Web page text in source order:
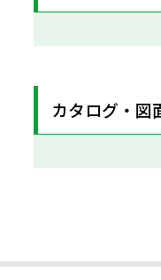
カタログ・図